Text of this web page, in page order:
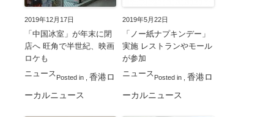
2019年12月17日
「中国冰室」が年末に閉
店へ 旺角で半世紀、映画
ロケも
Posted in
ニュース
香港ロ
ーカルニュース
2019年5月22日
「ノー紙ナプキンデー」
実施 レストランやモール
が参加
Posted in
ニュース
香港ロ
ーカルニュース